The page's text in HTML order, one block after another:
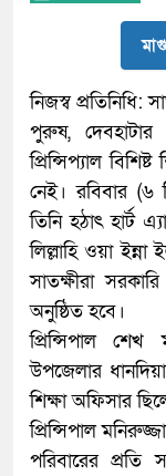
নিজস্ব প্রতিনিধি:
পুরুষ, দেবহাটার
প্রিন্সিপ্যাল
নেই। রবিবার (৬
তিনি হঠাৎ হার্ট
লিল্লাহি ওয়া
সাতক্ষীরা
অনুষ্ঠিত হবে।
প্রিন্সিপাল শেখ
উপজেলার
শিক্ষা অফিসার
প্রিন্সিপাল
পরিবারের